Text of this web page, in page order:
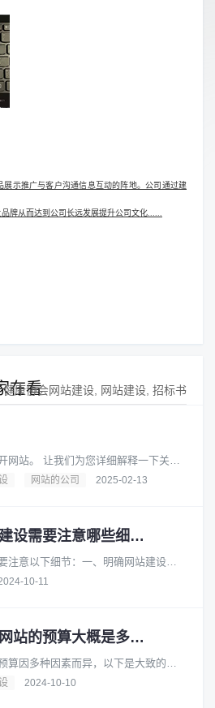
展示推广与客户沟通信息互动的阵地。公司通过建
牌从而达到公司长远发展提升公司文化......
在看
健康协会网站建设 网站建设 招标书
解释一下关于
以及您可以如何选择合适的公司来帮您
网站的公司 2025-02-13
公司集团企业网站建设需要注意哪些细节？
注意以下细节：一、明确网站建设目
团企业应明确网站的建设目标。例
10-11
公司集团企业建设网站的预算大概是多少？
算因多种因素而异，以下是大致的预
围：如果选择模板建站，费用可能在
2024-10-10